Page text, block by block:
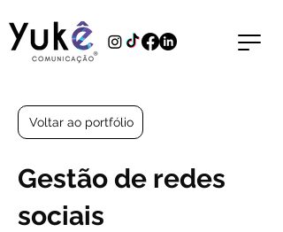
Voltar ao portfólio
Gestão de redes
sociais